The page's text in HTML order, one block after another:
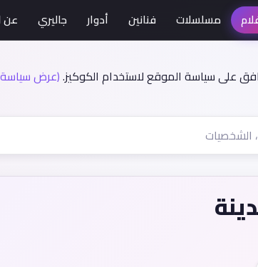
على سياسة الموقع لاستخدام الكوكيز.(عرض سياسة
مسلسلات فنانين أدوار جاليري عن